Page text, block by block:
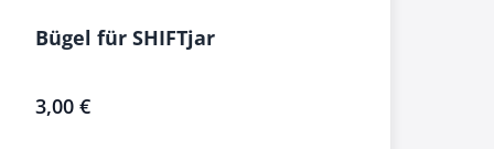
Bügel für SHIFTjar
3,00 €